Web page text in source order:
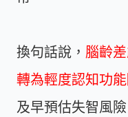
換句話說， 腦齡
轉為輕度認知功
及早預估失智風